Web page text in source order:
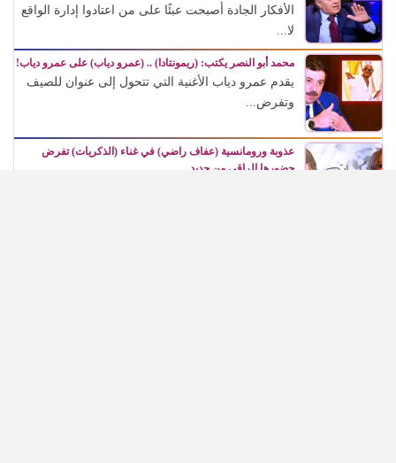
الأفكار الجادة أصبحت عبئًا على من اعتادوا إدارة الواقع
لا...
محمد أبو النصر يكتب: (ريمونتادا) .. (عمرو دياب) على عمرو دياب!
يقدم عمرو دياب الأغنية التي تتحول إلى عنوان للصيف
وتفرض...
عذوبة ورومانسية (عفاف راضي) في غناء (الذكريات) تفرض
حضورها الراقي من جديد